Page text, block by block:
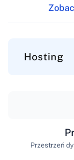
Hosting
Przestrzeń